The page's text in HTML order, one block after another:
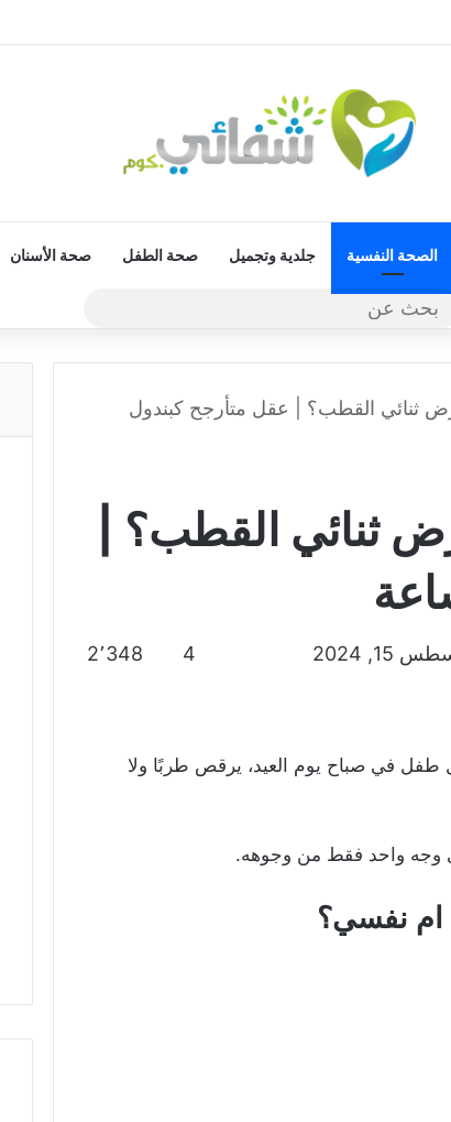
الصحة النفسية جلدية وتجميل صحة الطفل صحة الأسنان
ثنائي القطب؟ | عقل متأرجح كبندول
ثنائي القطب؟ |
2024
4 2٬348
طفل في صباح يوم العيد، يرقص طربًا ولا
وجه واحد فقط من وجوهه.
نفسي؟